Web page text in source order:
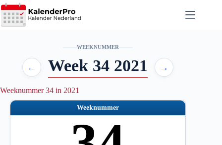
Ga
naar
de
WEEKNUMMER
← Week 34 2021 →
Weeknummer 34 in 2021
Weeknummer